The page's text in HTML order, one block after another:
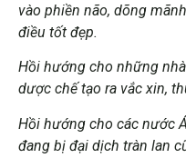
vào phiền não, dõng
điều tốt đẹp.
Hồi hướng cho những
dược chế tạo ra vắc xin,
Hồi hướng cho các nước
đang bị đại dịch tràn lan